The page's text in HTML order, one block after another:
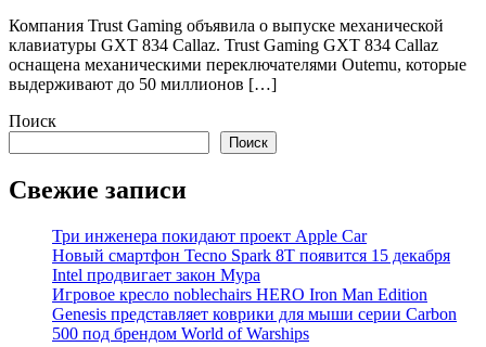
Компания Trust Gaming объявила о выпуске механической
клавиатуры GXT 834 Callaz. Trust Gaming GXT 834 Callaz
оснащена механическими переключателями Outemu, которые
выдерживают до 50 миллионов […]
Поиск
Поиск
Свежие записи
Три инженера покидают проект Apple Car
Новый смартфон Tecno Spark 8T появится 15 декабря
Intel продвигает закон Мура
Игровое кресло noblechairs HERO Iron Man Edition
Genesis представляет коврики для мыши серии Carbon
500 под брендом World of Warships